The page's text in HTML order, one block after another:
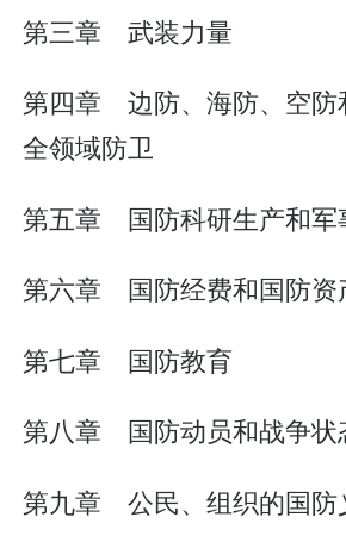
第三章 武装力量
第四章 边防、海防、空防
全领域防卫
第五章 国防科研生产和军
第六章 国防经费和国防资
第七章 国防教育
第八章 国防动员和战争状
第九章 公民、组织的国防